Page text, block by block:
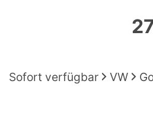
Sofort verfügbar VW